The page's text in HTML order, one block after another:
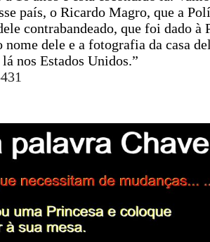
país, o Ricardo Magro, que a
contrabandeado, que foi dado à
dele e a fotografia da casa
nos Estados Unidos.”